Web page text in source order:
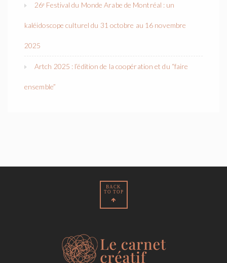
26ᵉ Festival du Monde Arabe de Montréal : un
kaléidoscope culturel du 31 octobre au 16 novembre
2025
Artch 2025 : l’édition de la coopération et du “faire
ensemble”
BACK
TO TOP